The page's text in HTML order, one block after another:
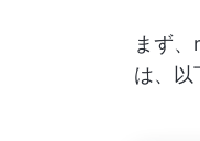
まず
は、以